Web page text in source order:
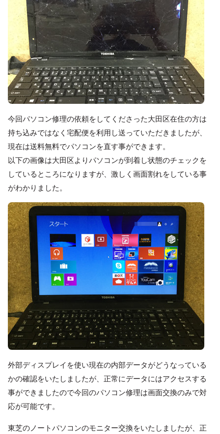
今回パソコン修理の依頼をしてくださった大田区在住の方は
持ち込みではなく宅配便を利用し送っていただきましたが、
現在は送料無料でパソコンを直す事ができます。
以下の画像は大田区よりパソコンが到着し状態のチェックを
しているところになりますが、激しく画面割れをしている事
がわかりました。
外部ディスプレイを使い現在の内部データがどうなっている
かの確認をいたしましたが、正常にデータにはアクセスする
事ができましたので今回のパソコン修理は画面交換のみで対
応が可能です。
東芝のノートパソコンのモニター交換をいたしましたが、正